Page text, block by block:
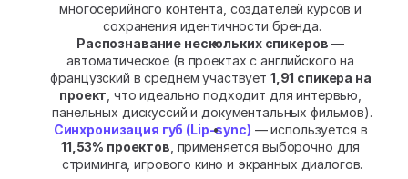
многосерийного контента, создателей курсов и
сохранения идентичности бренда.
Распознавание нескольких спикеров —
автоматическое (в проектах с английского на
французский в среднем участвует 1,91 спикера на
проект, что идеально подходит для интервью,
панельных дискуссий и документальных фильмов).
Синхронизация губ (Lip-sync)
11,53% проектов, применяется выборочно для
стриминга, игрового кино и экранных диалогов.